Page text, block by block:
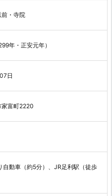
前・寺院
年・正安元年）
日
家富町2220
自動車（約5分）、JR足利駅（徒歩